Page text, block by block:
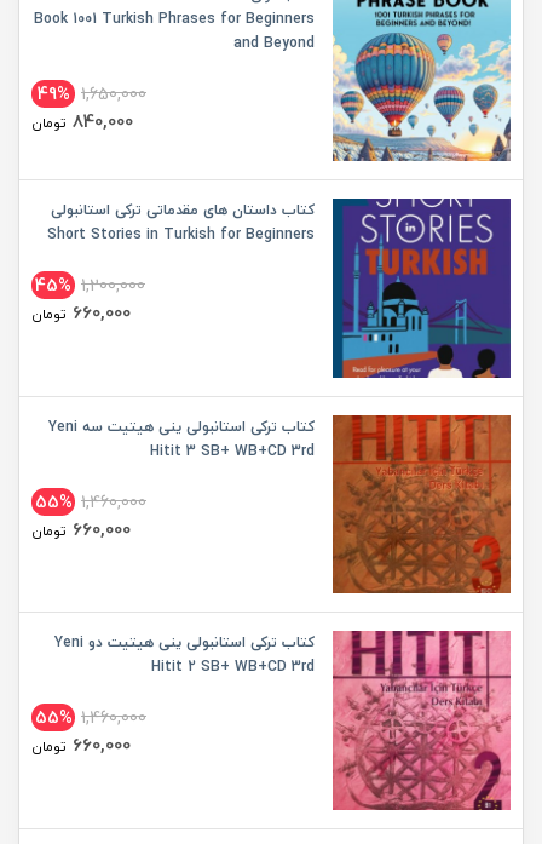
Book 1001 Turkish Phrases for Beginners
and Beyond
49% 1,650,000
840,000 تومان
کتاب داستان های مقدماتی ترکی استانبولی
Short Stories in Turkish for Beginners
45% 1,200,000
660,000 تومان
کتاب ترکی استانبولی ینی هیتیت سه Yeni
Hitit 3 SB+ WB+CD 3rd
55% 1,460,000
660,000 تومان
کتاب ترکی استانبولی ینی هیتیت دو Yeni
Hitit 2 SB+ WB+CD 3rd
55% 1,460,000
660,000 تومان